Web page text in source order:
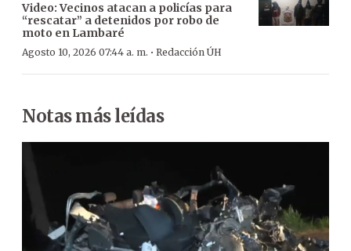
Video: Vecinos atacan a policías para
“rescatar” a detenidos por robo de
moto en Lambaré
Agosto 10, 2026 07:44 a. m. · Redacción ÚH
Notas más leídas